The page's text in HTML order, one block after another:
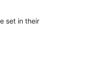
set in their